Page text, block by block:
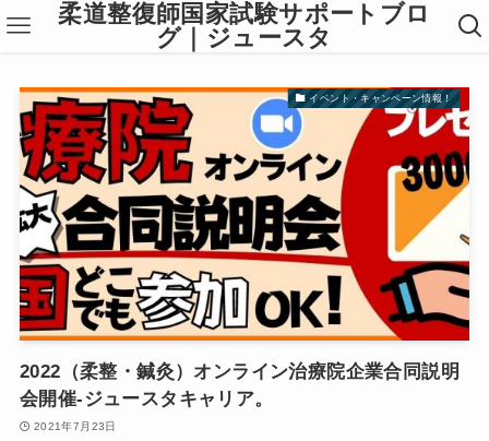
柔道整復師国家試験サポートブロ
グ｜ジュースタ
イベント・キャンペーン情報！
2022（柔整・鍼灸）オンライン治療院企業合同説明
会開催-ジュースタキャリア。
2021年7月23日